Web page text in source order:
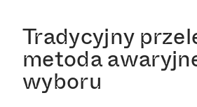
Tradycyjny
metoda
wyboru